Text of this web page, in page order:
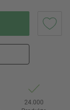
24.000